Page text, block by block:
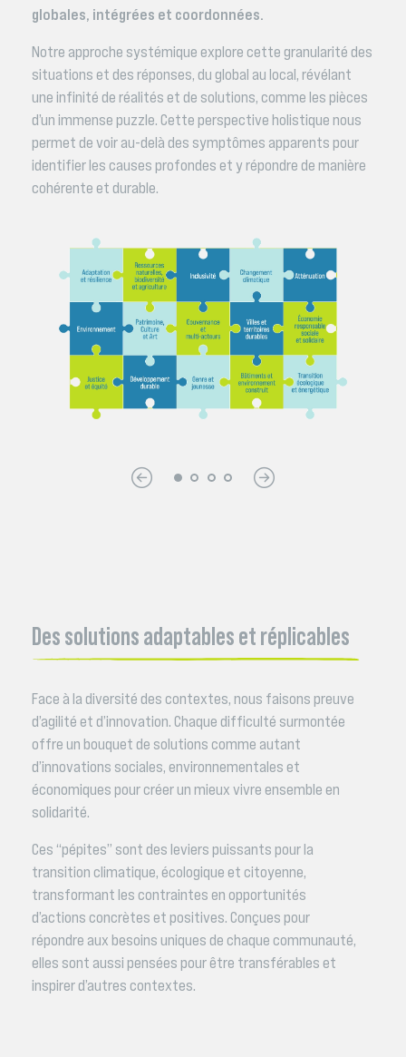
globales, intégrées et coordonnées.
Notre approche systémique explore cette granularité des
situations et des réponses, du global au local, révélant
une infinité de réalités et de solutions, comme les pièces
d’un immense puzzle. Cette perspective holistique nous
permet de voir au-delà des symptômes apparents pour
identifier les causes profondes et y répondre de manière
cohérente et durable.
Des solutions adaptables et réplicables
Face à la diversité des contextes, nous faisons preuve
d’agilité et d’innovation. Chaque difficulté surmontée
offre un bouquet de solutions comme autant
d’innovations sociales, environnementales et
économiques pour créer un mieux vivre ensemble en
solidarité.
Ces “pépites” sont des leviers puissants pour la
transition climatique, écologique et citoyenne,
transformant les contraintes en opportunités
d’actions concrètes et positives. Conçues pour
répondre aux besoins uniques de chaque communauté,
elles sont aussi pensées pour être transférables et
inspirer d’autres contextes.